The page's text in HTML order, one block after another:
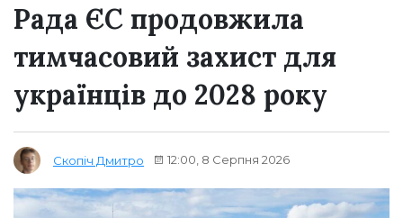
Рада ЄС продовжила
тимчасовий захист для
українців до 2028 року
Скопіч Дмитро 12:00, 8 Серпня 2026